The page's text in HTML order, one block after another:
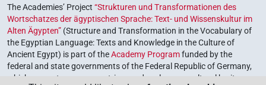
The Academies’ Project “Strukturen und Transformationen des
Wortschatzes der ägyptischen Sprache: Text- und Wissenskultur im
Alten Ägypten” (Structure and Transformation in the Vocabulary of
the Egyptian Language: Texts and Knowledge in the Culture of
Ancient Egypt) is part of theAcademy Programfunded by the
federal and state governments of the Federal Republic of Germany,
which serves to preserve, retrieve and explore our cultural heritage.